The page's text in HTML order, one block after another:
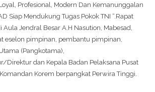
Profesional, Modern Dan Kemanunggalan
Siap Mendukung Tugas Pokok TNI “.Rapat
Jendral Besar A.H Nasution, Mabesad,
eselon pimpinan, pembantu pimpinan,
(Pangkotama),
Direktur dan Kepala Badan Pelaksana Pusat
Korem berpangkat Perwira Tinggi.